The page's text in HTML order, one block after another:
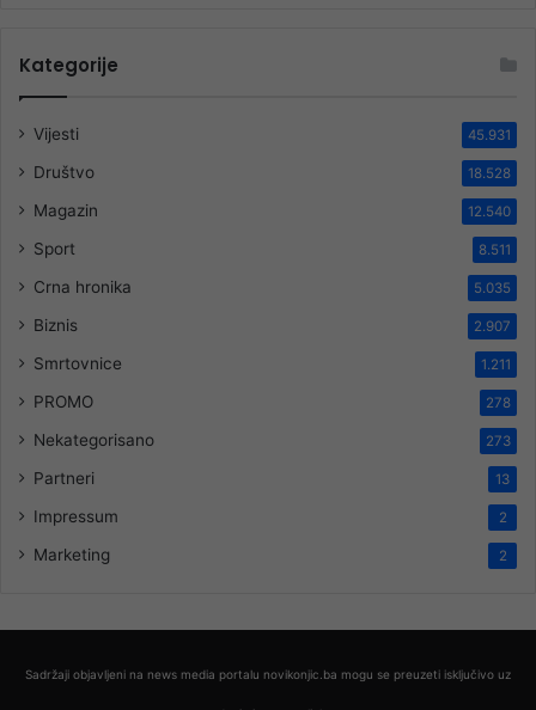
Kategorije
Vijesti 45.931
Društvo 18.528
Magazin 12.540
Sport 8.511
Crna hronika 5.035
Biznis 2.907
Smrtovnice 1.211
PROMO 278
Nekategorisano 273
Partneri 13
Impressum 2
Marketing 2
Sadržaji objavljeni na news media portalu novikonjic.ba mogu se preuzeti isključivo uz